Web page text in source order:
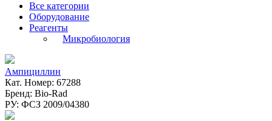
Все категории
Оборудование
Реагенты
Микробиология
Ампициллин
Кат. Номер: 67288
Бренд: Bio-Rad
РУ: ФСЗ 2009/04380